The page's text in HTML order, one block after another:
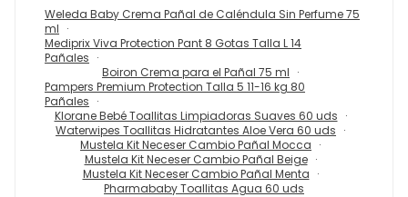
Weleda Baby Crema Pañal de Caléndula Sin Perfume 75
ml
Mediprix Viva Protection Pant 8 Gotas Talla L 14
Pañales
Boiron Crema para el Pañal 75 ml
Pampers Premium Protection Talla 5 11-16 kg 80
Pañales
Klorane Bebé Toallitas Limpiadoras Suaves 60 uds
Waterwipes Toallitas Hidratantes Aloe Vera 60 uds
Mustela Kit Neceser Cambio Pañal Mocca
Mustela Kit Neceser Cambio Pañal Beige
Mustela Kit Neceser Cambio Pañal Menta
Pharmababy Toallitas Agua 60 uds